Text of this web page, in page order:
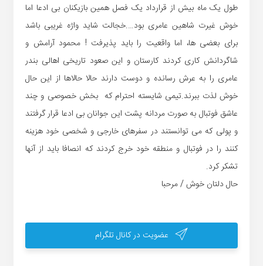
طول یک ماه بیش از قرارداد یک فصل همین بازیکنان بی ادعا اما
خوش غیرت شاهین عامری بود….خجالت شاید واژه غریبی باشد
برای بعضی ها، اما واقعیت را باید پذیرفت ! محمود آرامش و
شاگردانش کاری کردند کارستان و این صعود تاریخی اهالی بندر
عامری را به عرش رسانده و دوست دارند حالا حالاها از این حال
خوش لذت ببرند.تیمی شایسته احترام که بخش خصوصی و چند
عاشق فوتبال به صورت مردانه پشت این جوانان بی ادعا قرار گرفتند
و پولی که می توانستند در سفرهای خارجی و شخصی خود هزینه
کنند را در فوتبال و منطقه خود خرج کردند که انصافا باید از آنها
تشکر کرد.
حال دلتان خوش / مرحبا
عضویت در کانال تلگرام